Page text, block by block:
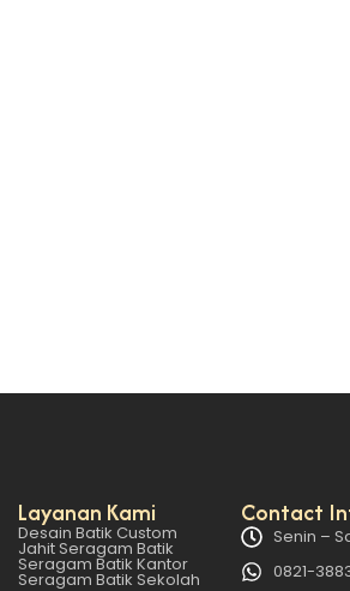
Layanan Kami
Desain Batik Custom
Jahit Seragam Batik
Seragam Batik Kantor
Seragam Batik Sekolah
Contact
Senin –
0821-